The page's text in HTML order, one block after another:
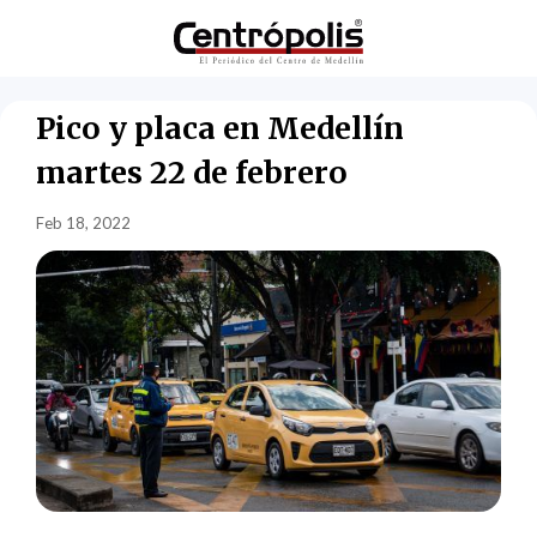
Pico y placa en Medellín
martes 22 de febrero
Feb 18, 2022